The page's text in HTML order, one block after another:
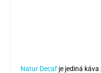
Natur Decaf je jediná